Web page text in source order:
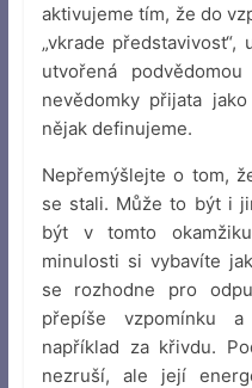
aktivujeme tím, že do
„vkrade
utvořená
nevědomky přijata
nějak definujeme.
Nepřemýšlejte o tom,
se stali. Může to být i
být v tomto
minulosti si vybavíte
se rozhodne pro
přepíše vzpomínku
například za křivdu.
nezruší, ale její